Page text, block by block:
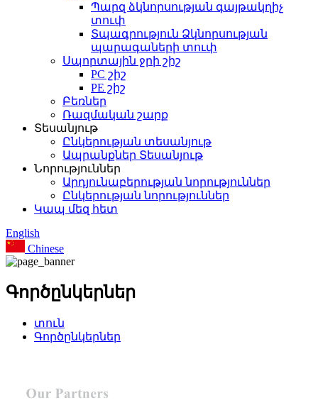
Պարզ ձկնորսության գայթակղիչ
տուփ
Տպագրություն Ձկնորսության
պարագաների տուփ
Սպորտային ջրի շիշ
PC շիշ
PE շիշ
Բեռներ
Ռազմական շարք
Տեսանյութ
Ընկերության տեսանյութ
Ապրանքներ Տեսանյութ
Նորություններ
Արդյունաբերության նորություններ
Ընկերության նորություններ
Կապ մեզ հետ
English
Chinese
Գործընկերներ
տուն
Գործընկերներ